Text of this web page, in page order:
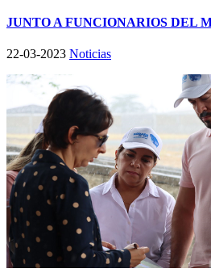
JUNTO A FUNCIONARIOS DEL
22-03-2023 Noticias